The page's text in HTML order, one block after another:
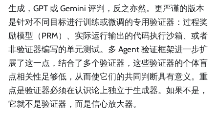
生成，GPT 或 Gemini 评判，反之亦然。更严谨的版本
是针对不同目标进行训练或微调的专用验证器：过程奖
励模型（PRM）、实际运行输出的代码执行沙箱、或者
非验证器编写的单元测试。多 Agent 验证框架进一步扩
展了这一点，结合了多个验证器，这些验证器的个体盲
点相关性足够低，从而使它们的共同判断具有意义。重
点是验证器必须在认识论上独立于生成器。如果不是，
它就不是验证器，而是信心放大器。